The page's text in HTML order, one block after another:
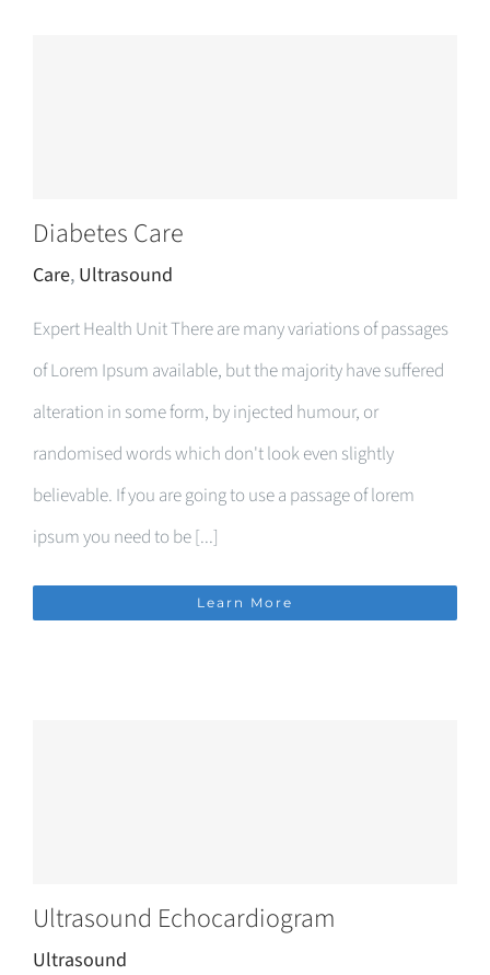
Diabetes Care
Care, Ultrasound
Expert Health Unit There are many variations of passages
of Lorem Ipsum available, but the majority have suffered
alteration in some form, by injected humour, or
randomised words which don't look even slightly
believable. If you are going to use a passage of lorem
ipsum you need to be [...]
Learn More
Ultrasound Echocardiogram
Ultrasound